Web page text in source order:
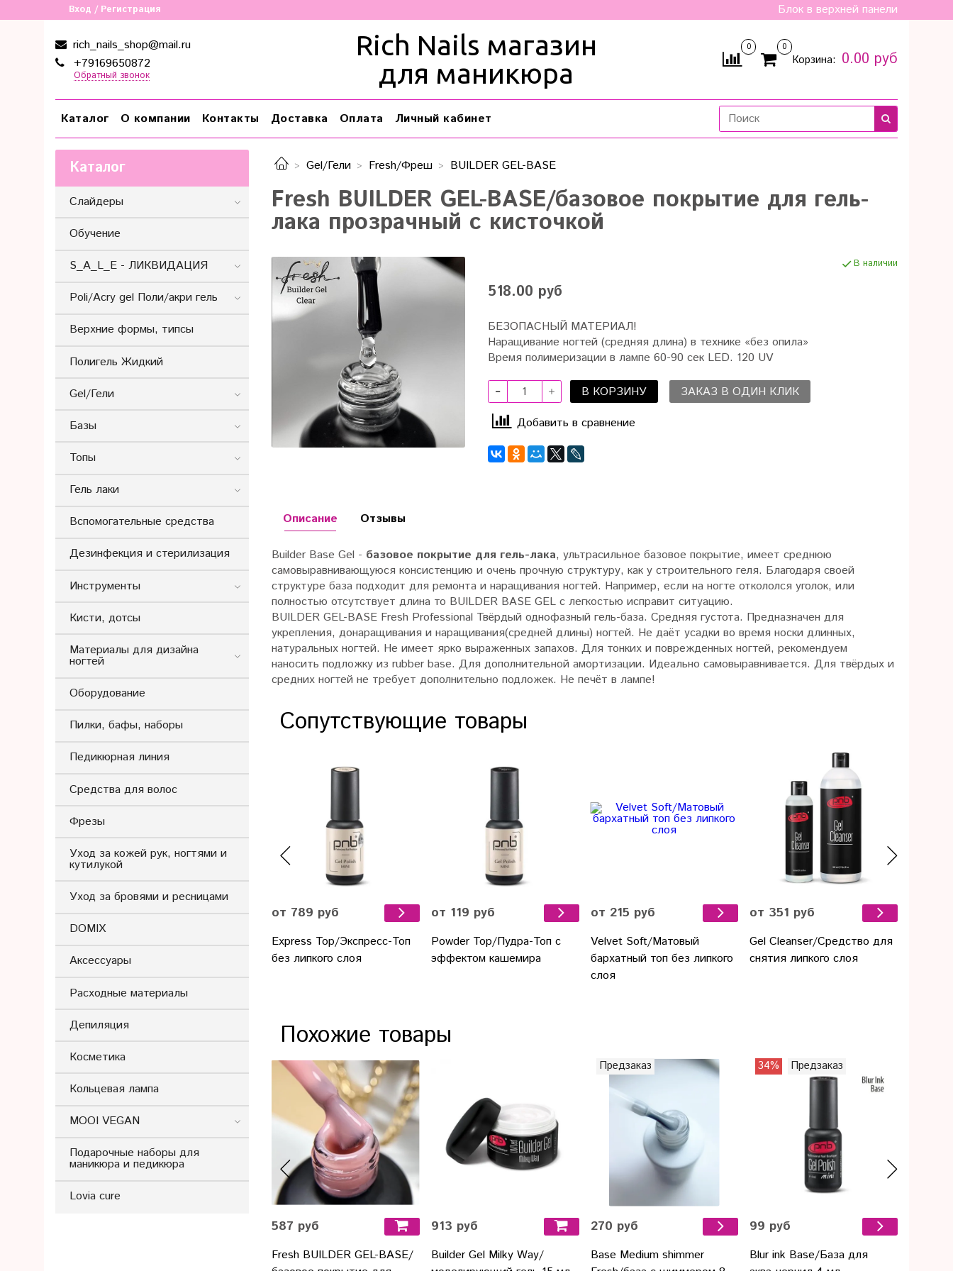
Вход / Регистрация Блок в верхней панели
rich_nails_shop@mail.ru
+79169650872
Обратный звонок
Rich Nails магазин
для маникюра
0 0
Корзина: 0.00 руб
Каталог О компании Контакты Доставка Оплата Личный кабинет
Gel/Гели Fresh/Фреш BUILDER GEL-BASE
Fresh BUILDER GEL-BASE/базовое покрытие для гель-
лака прозрачный с кисточкой
В наличии
518.00 руб
БЕЗОПАСНЫЙ МАТЕРИАЛ!
Наращивание ногтей (средняя длина) в технике «без опила»
Время полимеризации в лампе 60-90 сек LED. 120 UV
В КОРЗИНУ
ЗАКАЗ В ОДИН КЛИК
Добавить в сравнение
Описание
Builder Base Gel - базовое покрытие для гель-лака, ультрасильное базовое покрытие, имеет среднюю
самовыравнивающуюся консистенцию и очень прочную структуру, как у строительного геля. Благодаря своей
структуре база подходит для ремонта и наращивания ногтей. Например, если на ногте откололся уголок, или
полностью отсутствует длина то BUILDER BASE GEL с легкостью исправит ситуацию.
BUILDER GEL-BASE Fresh Professional Твёрдый однофазный гель-база. Средняя густота. Предназначен для
укрепления, донаращивания и наращивания(средней длины) ногтей. Не даёт усадки во время носки длинных,
натуральных ногтей. Не имеет ярко выраженных запахов. Для тонких и поврежденных ногтей, рекомендуем
наносить подложку из rubber base. Для дополнительной амортизации. Идеально самовыравнивается. Для твёрдых и
средних ногтей не требует дополнительно подложек. Не печёт в лампе!
Отзывы
Сопутствующие товары
от 789 руб
Express Top/Экспресс-Топ
без липкого слоя
от 119 руб
Powder Top/Пудра-Топ с
эффектом кашемира
от 215 руб
Velvet Soft/Матовый
бархатный топ без липкого
слоя
от 351 руб
Gel Cleanser/Средство для
снятия липкого слоя
Похожие товары
587 руб
Fresh BUILDER GEL-BASE/
913 руб
Builder Gel Milky Way/
Предзаказ
270 руб
Base Medium shimmer
34% Предзаказ
99 руб
Blur ink Base/База для
Каталог
Слайдеры
Обучение
S_A_L_E - ЛИКВИДАЦИЯ
Poli/Acry gel Поли/акри гель
Верхние формы, типсы
Полигель Жидкий
Gel/Гели
Базы
Топы
Гель лаки
Вспомогательные средства
Дезинфекция и стерилизация
Инструменты
Кисти, дотсы
Материалы для дизайна
ногтей
Оборудование
Пилки, бафы, наборы
Педикюрная линия
Средства для волос
Фрезы
Уход за кожей рук, ногтями и
кутилукой
Уход за бровями и ресницами
DOMIX
Аксессуары
Расходные материалы
Депиляция
Косметика
Кольцевая лампа
MOOI VEGAN
Подарочные наборы для
маникюра и педикюра
Lovia cure